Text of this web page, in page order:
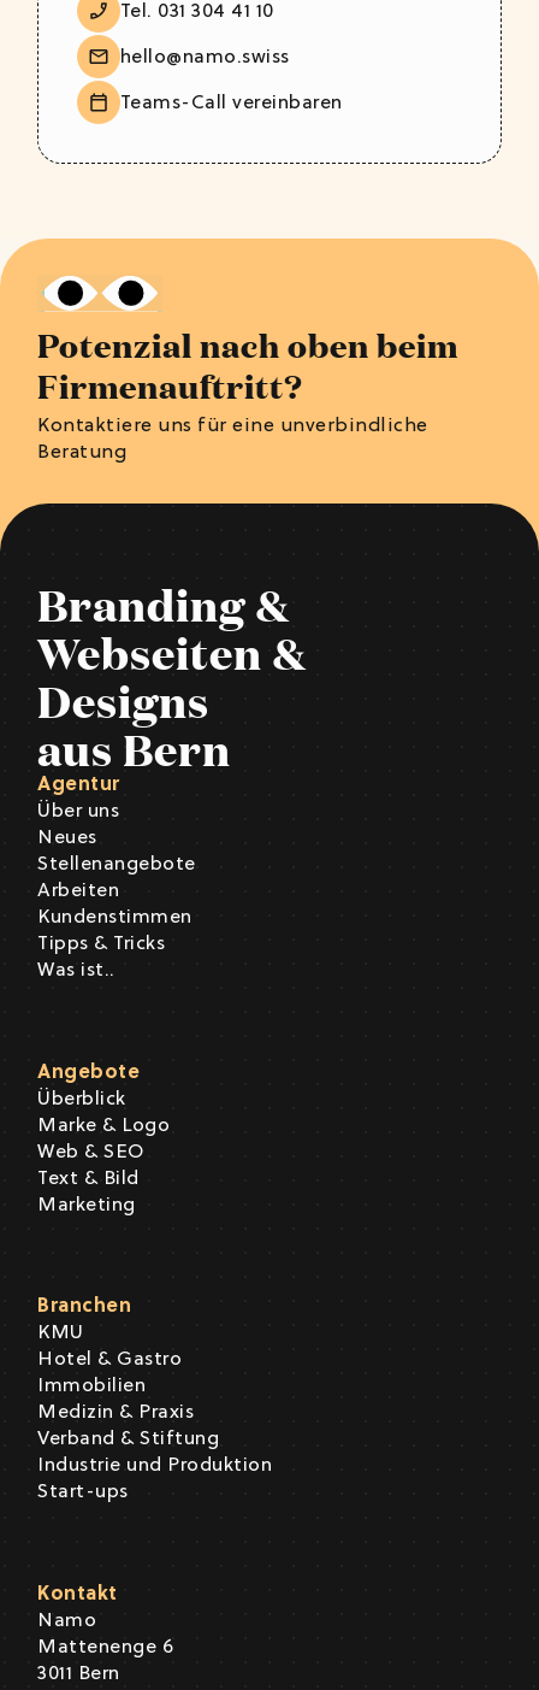
Tel. 031 304 41 10
hello@namo.swiss
Teams-Call vereinbaren
Potenzial nach oben beim
Firmenauftritt?
Kontaktiere uns für eine unverbindliche
Beratung
Branding &
Webseiten &
Designs
aus Bern
Agentur
Über uns
Neues
Stellenangebote
Arbeiten
Kundenstimmen
Tipps & Tricks
Was ist..
Angebote
Überblick
Marke & Logo
Web & SEO
Text & Bild
Marketing
Branchen
KMU
Hotel & Gastro
Immobilien
Medizin & Praxis
Verband & Stiftung
Industrie und Produktion
Start-ups
Kontakt
Namo
Mattenenge 6
3011 Bern